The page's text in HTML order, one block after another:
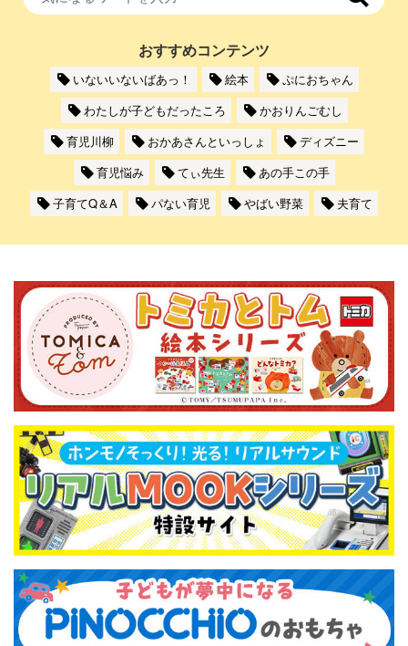
おすすめコンテンツ
いないいないばあっ！ 絵本
ぷにおちゃん
わたしが子どもだったころ
かおりんごむし
育児川柳
おかあさんといっしょ
ディズニー
育児悩み
てぃ先生
あの手この手
子育てQ＆A
パない育児 やばい野菜 夫育て